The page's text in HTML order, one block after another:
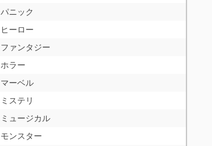
パニック
ヒーロー
ファンタジー
ホラー
マーベル
ミステリ
ミュージカル
モンスター